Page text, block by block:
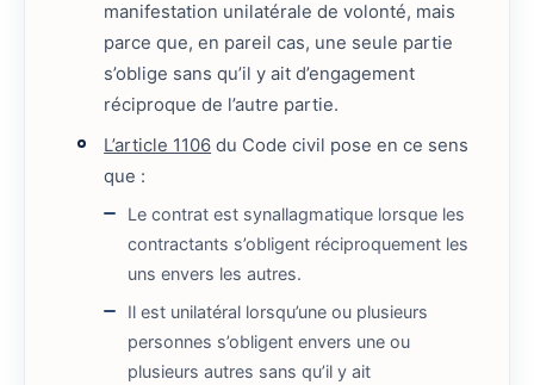
manifestation unilatérale de volonté, mais
parce que, en pareil cas, une seule partie
s’oblige sans qu’il y ait d’engagement
réciproque de l’autre partie.
L’article 1106 du Code civil pose en ce sens
que :
Le contrat est synallagmatique lorsque les
contractants s’obligent réciproquement les
uns envers les autres.
Il est unilatéral lorsqu’une ou plusieurs
personnes s’obligent envers une ou
plusieurs autres sans qu’il y ait